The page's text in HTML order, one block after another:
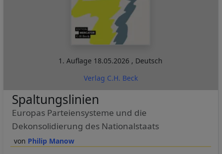
1. Auflage 18.05.2026 , Deutsch
Verlag C.H. Beck
Philip Manow
Spaltungslinien
Europas Parteiensysteme und die
Dekonsolidierung des Nationalstaats